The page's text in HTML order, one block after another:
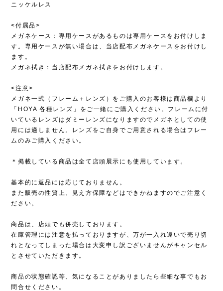
ニッケルレス
<付属品>
メガネケース：専用ケースがあるものは専用ケースをお付けしま
す。専用ケースが無い場合は、当店配布メガネケースをお付けし
ます。
メガネ拭き：当店配布メガネ拭きをお付けします。
<注意>
メガネ一式（フレーム＋レンズ）をご購入のお客様は商品欄より
「HOYA 各種レンズ」をご一緒にご購入ください。フレームに付
いているレンズはダミーレンズになりますのでメガネとしての使
用には適しません。レンズをご自身でご用意される場合はフレー
ムのみご購入ください。
＊掲載している商品は全て店頭展示にも使用しています。
基本的に返品には応じておりません。
また販売の性質上、見え方保障などはできかねますのでご注意く
ださい。
商品は、店頭でも併売しております。
在庫管理には注意を払っておりますが、万が一入れ違いで売り切
れとなってしまった場合は大変申し訳ございませんがキャンセル
とさせていただきます。
商品の状態確認等、気になることがありましたら些細な事でもお
問合せください。